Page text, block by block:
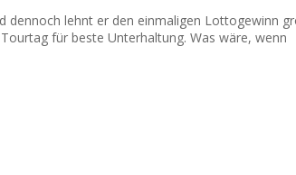
dennoch lehnt er den einmaligen Lottogewinn
für beste Unterhaltung. Was wäre, wenn